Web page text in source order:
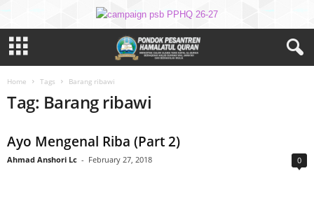
Home Tags Barang ribawi
Tag: Barang ribawi
Ayo Mengenal Riba (Part 2)
Ahmad Anshori Lc - February 27, 2018 0